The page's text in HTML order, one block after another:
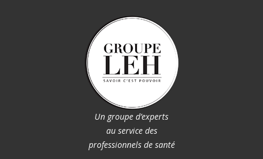
Un groupe d’experts
au service des
professionnels de santé